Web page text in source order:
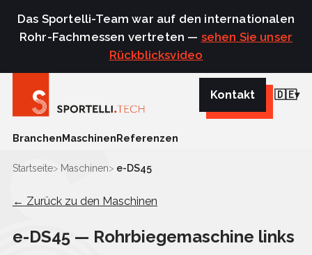
Das Sportelli-Team war auf den internationalen
Rohr-Fachmessen vertreten — sehen Sie unser
Rückblicksvideo
BranchenMaschinenReferenzen
Kontakt 🇩🇪
Startseite Maschinen e-DS45
← Zurück zu den Maschinen
e-DS45 — Rohrbiegemaschine links